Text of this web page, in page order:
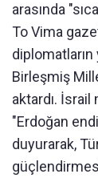
arasında
To Vima
Birleşmiş
aktardı.
"Erdoğan
duyurarak,